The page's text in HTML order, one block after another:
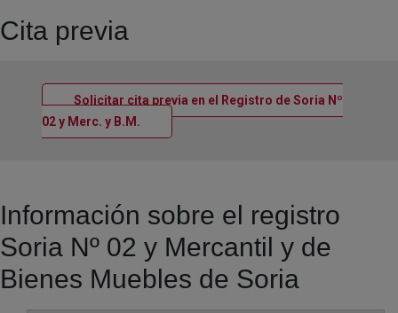
Cita previa
Solicitar cita previa en el Registro de Soria Nº
02 y Merc. y B.M. Ventana nueva
Información sobre el registro
Soria Nº 02 y Mercantil y de
Bienes Muebles de Soria